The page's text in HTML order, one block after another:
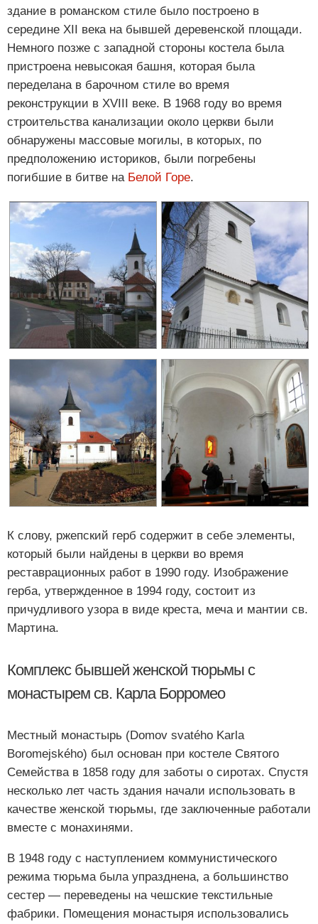
здание в романском стиле было построено в
середине XII века на бывшей деревенской площади.
Немного позже с западной стороны костела была
пристроена невысокая башня, которая была
переделана в барочном стиле во время
реконструкции в XVIII веке. В 1968 году во время
строительства канализации около церкви были
обнаружены массовые могилы, в которых, по
предположению историков, были погребены
погибшие в битве на Белой Горе.
К слову, ржепский герб содержит в себе элементы,
который были найдены в церкви во время
реставрационных работ в 1990 году. Изображение
герба, утвержденное в 1994 году, состоит из
причудливого узора в виде креста, меча и мантии св.
Мартина.
Комплекс бывшей женской тюрьмы с
монастырем св. Карла Борромео
Местный монастырь (Domov svatého Karla
Boromejského) был основан при костеле Святого
Семейства в 1858 году для заботы о сиротах. Спустя
несколько лет часть здания начали использовать в
качестве женской тюрьмы, где заключенные работали
вместе с монахинями.
В 1948 году с наступлением коммунистического
режима тюрьма была упразднена, а большинство
сестер — переведены на чешские текстильные
фабрики. Помещения монастыря использовались